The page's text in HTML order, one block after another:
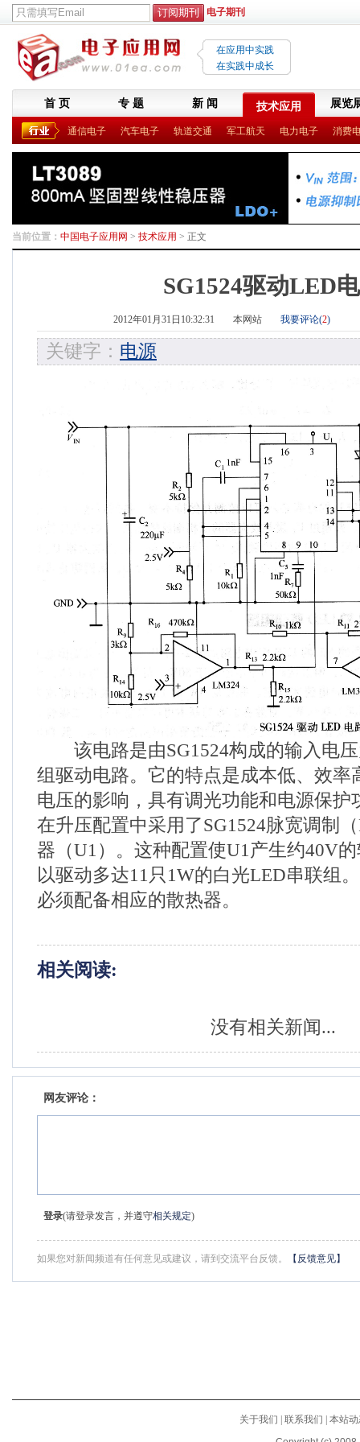
电子期刊
在应用中实践
在实践中成长
首 页 专 题 新 闻 技术应用 展览
通信电子 汽车电子 轨道交通 军工航天 电力电子 消费
当前位置： 中国电子应用网 > 技术应用 > 正文
SG1524驱动LED
2012年01月31日10:32:31 本网站 我要评论(2)
关键字： 电源
该电路是由SG1524构成的输入电压
组驱动电路。它的特点是成本低、效率
电压的影响，具有调光功能和电源保护
在升压配置中采用了SG1524脉宽调制
器（U1）。这种配置使U1产生约40V
以驱动多达11只1W的白光LED串联组
必须配备相应的散热器。
相关阅读:
没有相关新闻...
网友评论：
登录(请登录发言，并遵守相关规定)
如果您对新闻频道有任何意见或建议，请到交流平台反馈。 【反馈意见】
关于我们 联系我们
本站